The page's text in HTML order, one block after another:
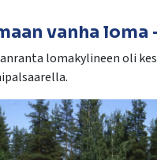
vanha loma
lomakylineen oli